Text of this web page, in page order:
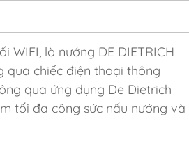
WIFI, lò nướng DE DIETRICH
qua chiếc điện thoại thông
qua ứng dụng De Dietrich
tối đa công sức nấu nướng và